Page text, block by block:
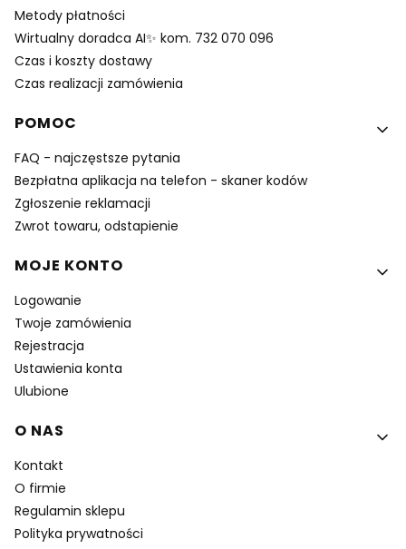
Metody płatności
Wirtualny doradca AI✨ kom. 732 070 096
Czas i koszty dostawy
Czas realizacji zamówienia
POMOC
FAQ - najczęstsze pytania
Bezpłatna aplikacja na telefon - skaner kodów
Zgłoszenie reklamacji
Zwrot towaru, odstapienie
MOJE KONTO
Logowanie
Twoje zamówienia
Rejestracja
Ustawienia konta
Ulubione
O NAS
Kontakt
O firmie
Regulamin sklepu
Polityka prywatności